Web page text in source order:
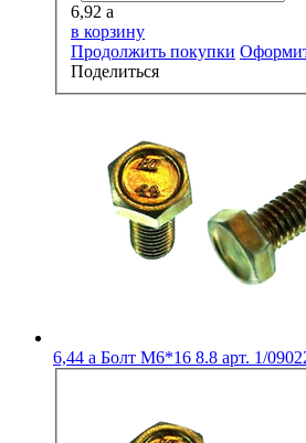
6,92 a
в корзину
Продолжить покупки
Поделиться
6,44 a Болт М6*16 8.8 арт. 1/